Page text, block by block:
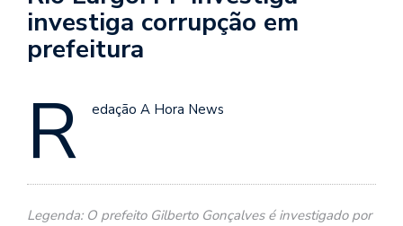
investiga corrupção em
prefeitura
R edação A Hora News
Legenda: O prefeito Gilberto Gonçalves é investigado por